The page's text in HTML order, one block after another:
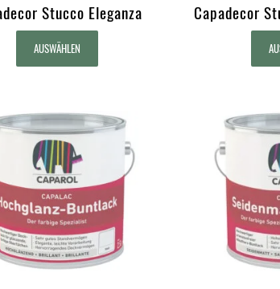
Stucco Eleganza
AUSWÄHLEN
Capadecor